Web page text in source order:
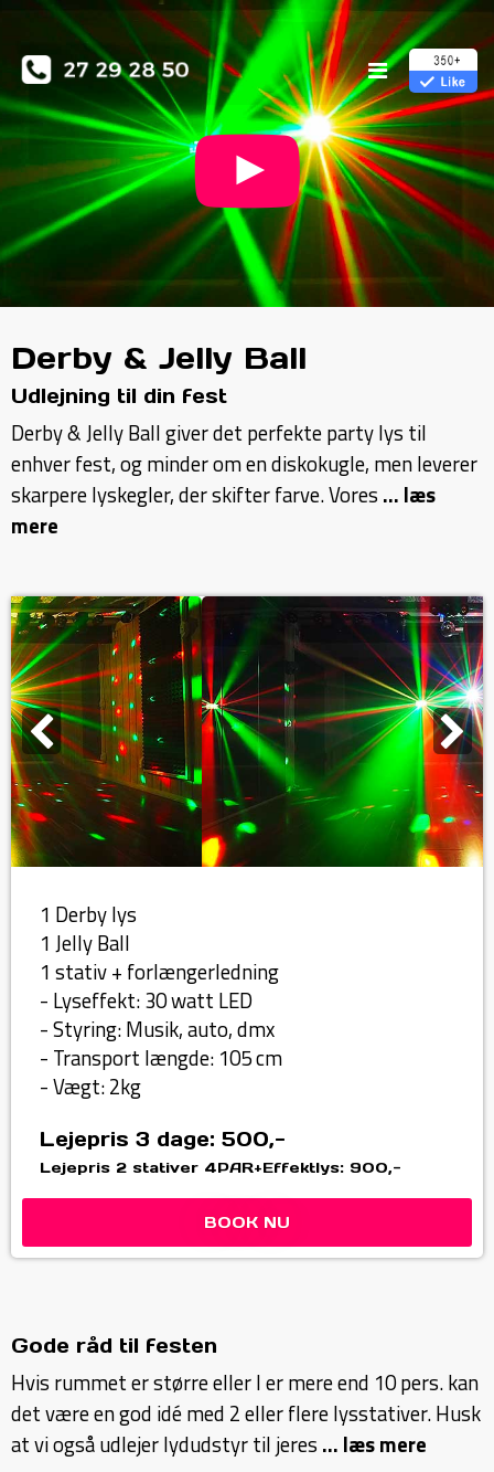
Derby & Jelly Ball
Udlejning til din fest
Derby & Jelly Ball giver det perfekte party lys til
enhver fest, og minder om en diskokugle, men leverer
skarpere lyskegler, der skifter farve. Vores ... læs
mere
1 Derby lys
1 Jelly Ball
1 stativ + forlængerledning
- Lyseffekt: 30 watt LED
- Styring: Musik, auto, dmx
- Transport længde: 105 cm
- Vægt: 2kg
Lejepris 3 dage: 500,-
Lejepris 2 stativer 4PAR+Effektlys: 900,-
BOOK NU
Gode råd til festen
Hvis rummet er større eller I er mere end 10 pers. kan
det være en god idé med 2 eller flere lysstativer. Husk
at vi også udlejer lydudstyr til jeres ... læs mere